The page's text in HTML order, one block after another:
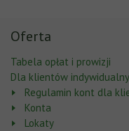
Oferta
Tabela opłat i prowizji
Dla klientów
Regulamin kont dla
Konta
Lokaty